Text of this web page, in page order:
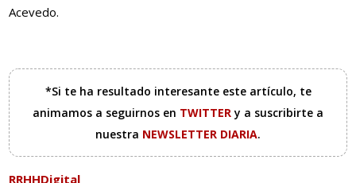
Acevedo.
*Si te ha resultado interesante este artículo, te
animamos a seguirnos en TWITTERy a suscribirte a
nuestra NEWSLETTER DIARIA.
RRHHDigital